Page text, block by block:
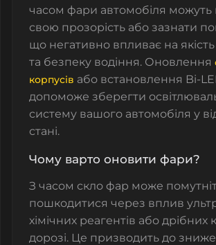
часом фари автомобіля можуть
свою прозорість або зазнати
що негативно впливає на якість
та безпеку водіння. Оновлення
корпусів або встановлення Bi-
допоможе зберегти
систему вашого автомобіля у
стані.
Чому варто оновити фари?
З часом скло фар може
пошкодитися через вплив
хімічних реагентів або дрібних
дорозі. Це призводить до